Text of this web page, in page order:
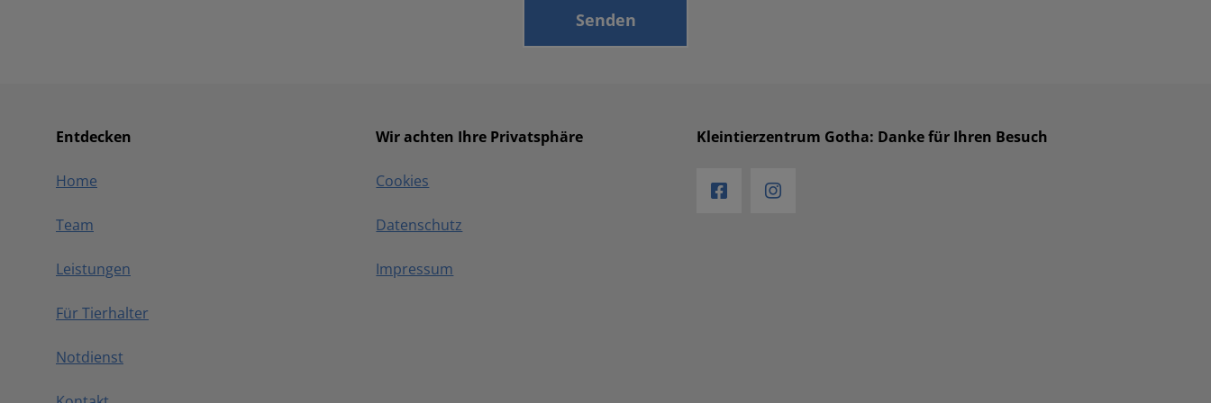
Entdecken
Home
Team
Leistungen
Für Tierhalter
Notdienst
Wir achten Ihre Privatsphäre
Cookies
Datenschutz
Impressum
Kleintierzentrum Gotha: Danke für Ihren Besuch